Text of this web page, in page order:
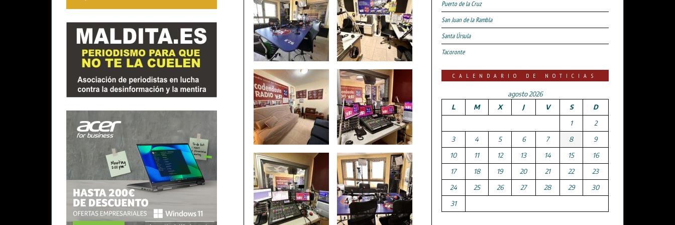
Puerto de la Cruz
San Juan de la Rambla
Santa Úrsula
Tacoronte
CALENDARIO DE NOTICIAS
agosto 2026
L
M X J V S
D
1
2
3
4 5 6 7 8
9
10
11 12 13 14 15
16
17
18 19 20 21 22
23
24
25 26 27 28 29
30
31